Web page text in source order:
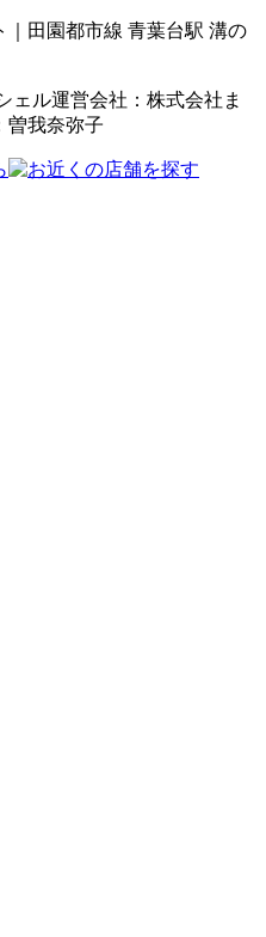
田園都市線 青葉台駅 溝の
運営会社：株式会社ま
我奈弥子